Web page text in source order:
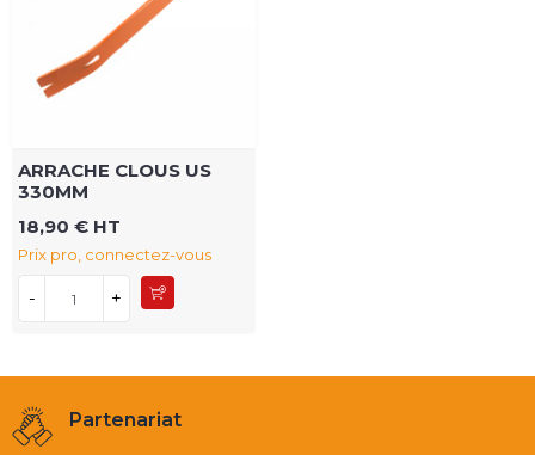
ARRACHE CLOUS US
330MM
18,90 € HT
Prix pro, connectez-vous
- +
Partenariat